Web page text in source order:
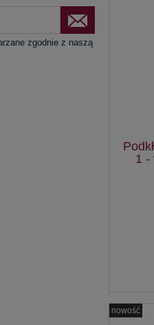
zgodnie z naszą
1 -
nowość